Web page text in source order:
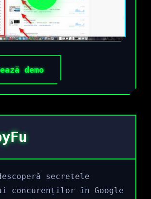
demo
secretele
concurenților în Google